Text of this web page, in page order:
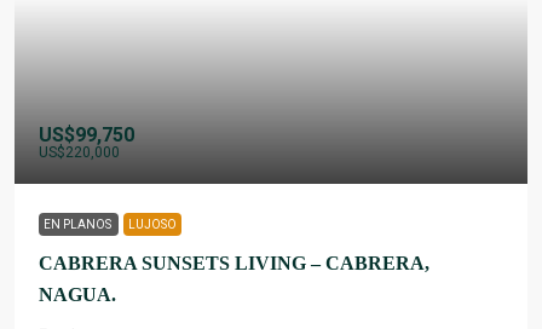
US$99,750
US$220,000
EN PLANOS LUJOSO
CABRERA SUNSETS LIVING – CABRERA,
NAGUA.